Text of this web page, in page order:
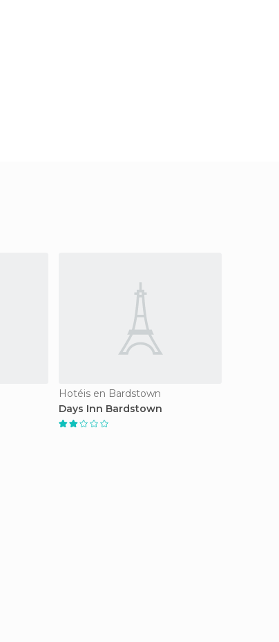
Hotéis en Bardstown
Days Inn Bardstown